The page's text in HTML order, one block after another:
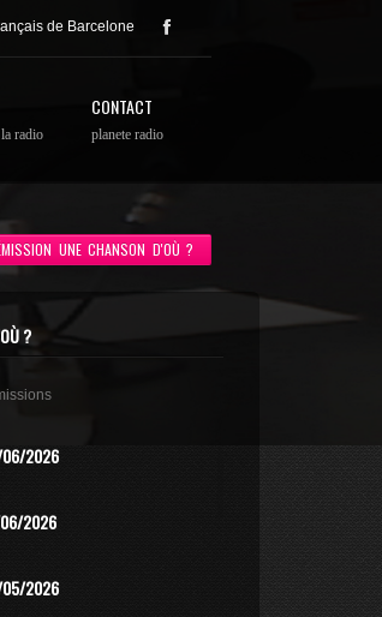
de Barcelone
radio
CONTACT
planete radio
UNE CHANSON D'OÙ ?
?
06/2026
06/2026
05/2026